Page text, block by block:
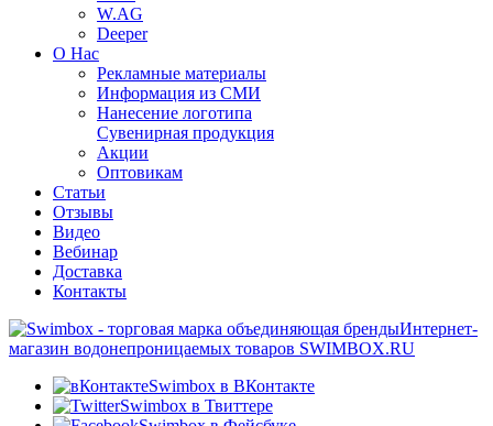
W.AG
Deeper
О Нас
Рекламные материалы
Информация из СМИ
Нанесение логотипа
Сувенирная продукция
Акции
Оптовикам
Статьи
Отзывы
Видео
Вебинар
Доставка
Контакты
Интернет-
магазин водонепроницаемых товаров SWIMBOX.RU
Swimbox в ВКонтакте
Swimbox в Твиттере